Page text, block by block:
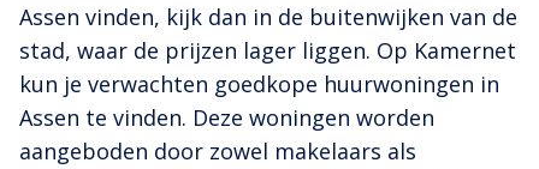
Assen vinden, kijk dan in de buitenwijken van de
stad, waar de prijzen lager liggen. Op Kamernet
kun je verwachten goedkope huurwoningen in
Assen te vinden. Deze woningen worden
aangeboden door zowel makelaars als